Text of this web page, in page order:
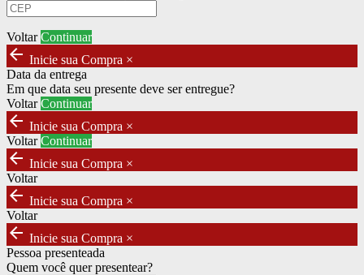
Voltar Continuar
arrow_back Inicie sua Compra ×
Data da entrega
Em que data seu presente deve ser entregue?
Voltar Continuar
arrow_back Inicie sua Compra ×
Voltar Continuar
arrow_back Inicie sua Compra ×
Voltar
arrow_back Inicie sua Compra ×
Voltar
arrow_back Inicie sua Compra ×
Pessoa presenteada
Quem você quer presentear?